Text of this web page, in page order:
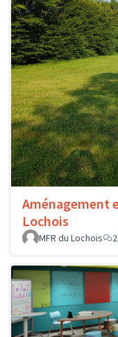
Aménagement
Lochois
MFR du Lochois
2